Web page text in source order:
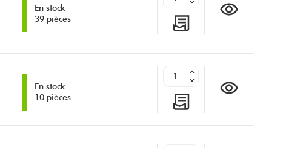
En stock
39 pièces
En stock
10 pièces